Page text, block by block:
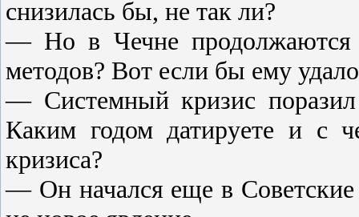
снизилась бы, не так ли?
— Но в Чечне продолжаются
методов? Вот если бы ему
— Системный кризис
Каким годом датируете и с
кризиса?
— Он начался еще в